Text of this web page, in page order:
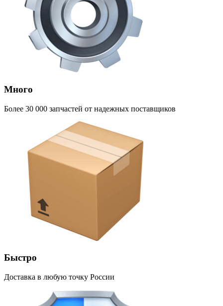
Много
Более 30 000 запчастей от надежных поставщиков
Быстро
Доставка в любую точку России